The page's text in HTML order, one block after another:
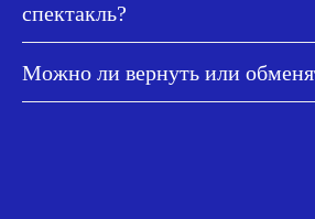
спектакль?
Можно ли вернуть или